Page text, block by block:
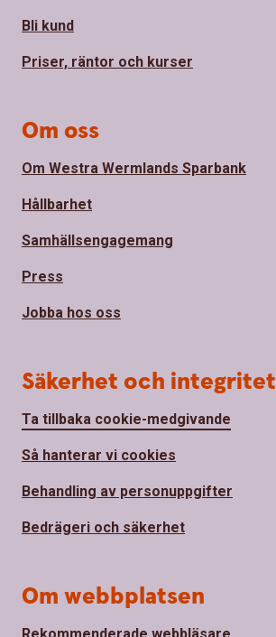
Bli kund
Priser, räntor och kurser
Om oss
Om Westra Wermlands Sparbank
Hållbarhet
Samhällsengagemang
Press
Jobba hos oss
Säkerhet och integritet
Ta tillbaka cookie-medgivande
Så hanterar vi cookies
Behandling av personuppgifter
Bedrägeri och säkerhet
Om webbplatsen